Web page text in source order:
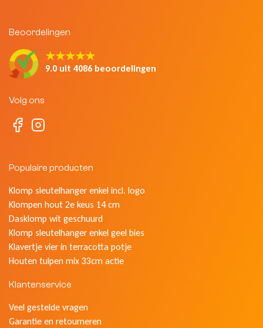
Beoordelingen
★★★★★
9.0 uit 4086 beoordelingen
Volg ons
Populaire producten
Klomp sleutelhanger enkel incl. logo
Klompen hout 2e keus 14 cm
Dasklomp wit geschuurd
Klomp sleutelhanger enkel geel bies
Klavertje vier in terracotta potje
Houten tulpen mix 33cm actie
Klantenservice
Veel gestelde vragen
Garantie en retourneren